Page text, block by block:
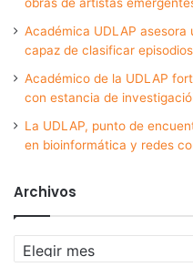
Académica UDLAP
capaz de clasificar
Académico de la UDLAP
con estancia de
La UDLAP, punto de
en bioinformática y redes
Archivos
Archivos